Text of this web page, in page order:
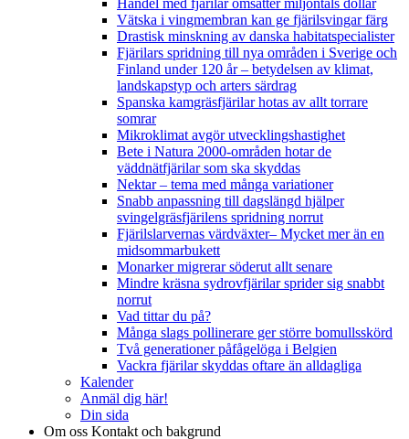
Vätska i vingmembran kan ge fjärilsvingar färg
Drastisk minskning av danska habitatspecialister
Fjärilars spridning till nya områden i Sverige och
Finland under 120 år– betydelsen av klimat,
landskapstyp och arters särdrag
Spanska kamgräsfjärilar hotas av allt torrare
somrar
Mikroklimat avgör utvecklingshastighet
Bete i Natura 2000-områden hotar de
väddnätfjärilar som ska skyddas
Nektar – tema med många variationer
Snabb anpassning till dagslängd hjälper
svingelgräsfjärilens spridning norrut
Fjärilslarvernas värdväxter– Mycket mer än en
midsommarbukett
Monarker migrerar söderut allt senare
Mindre kräsna sydrovfjärilar sprider sig snabbt
norrut
Vad tittar du på?
Många slags pollinerare ger större bomullsskörd
Två generationer påfågelöga i Belgien
Vackra fjärilar skyddas oftare än alldagliga
Kalender
Anmäl dig här!
Din sida
Om oss Kontakt och bakgrund